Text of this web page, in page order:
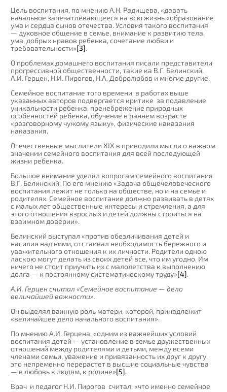
Цель воспитания, по мнению А.Н. Радищева, «давать
начальное запечатлевающееся на всю жизнь «образование
ума и сердца сынов отечества. Условия такого воспитания
— духовное общение в семье, внимание к развитию тела,
ума, добрых нравов ребенка, сочетание любви и
требовательности»[3].
О проблемах домашнего воспитания писали представители
прогрессивной общественности, такие ка В.Г. Белинский,
А.И. Герцен, Н.И. Пирогов, Н.А. Добролюбов и многие другие.
Семейное воспитание того времени в работах выше
указанных авторов подвергается критике за подавление
уникальности ребенка, пренебрежение природных
особенностей ребенка, обучение в раннем возрасте
«разговорному чужому языку», физические наказания
наказания.
Отечественные мыслители XIX в приводили мысли о важном
значении семейного воспитания для всей последующей
жизни ребенка.
Большое внимание уделял вопросам семейного воспитания
В.Г. Белинский. По его мнению «Задача общечеловеческого
воспитания лежит не только на обществе, но и на семье и
родителях. Семейное воспитание должно развивать в детях
с малых лет общественные интересы и стремления, а для
этого отношения взрослых и детей должны строиться на
взаимном доверии».
Белинский выступал «против обезличивания детей и
насилия над ними, отстаивал необходимость бережного и
уважительного отношения к их личности. Родители одною
ласкою могут делать из своих детей все, что им угодно. Им
ничего не стоит приучить их с малолетства к выполнению
долга — к постоянному систематическому труду»[4].
А.И. Герцен считал «Семейное воспитание — дело
величайшей важности».
Он выделял важную роль матери, которой, принадлежит
«величайшее дело начального воспитания».
По мнению А.И. Герцена, «одним из важнейших условий
воспитания детей — установление в семье дружественных
отношений между родителями и детьми, между всеми
членами семьи, уважение и привязанность их друг к другу,
это непременно перерастет в высшие социальные чувства
— в любовь к людям, к родине»[5].
Врач и педагог Н.И. Пирогов считал, «что именно семейное